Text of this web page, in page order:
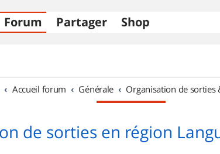
Forum Partager Shop
Accueil forum Générale Organisation de sorties
de sorties en région